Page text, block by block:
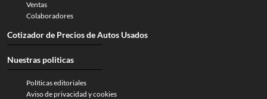
Ventas
Colaboradores
Cotizador de Precios de Autos Usados
Nuestras politicas
Políticas editoriales
Aviso de privacidad y cookies